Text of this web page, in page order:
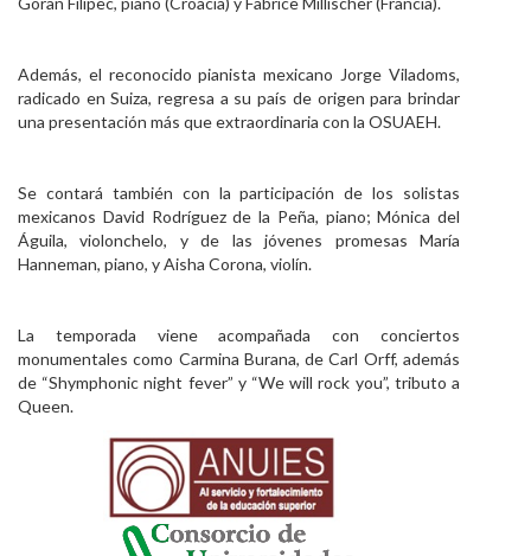
Además, el reconocido pianista mexicano Jorge Viladoms,
radicado en Suiza, regresa a su país de origen para brindar
una presentación más que extraordinaria con la OSUAEH.
Se contará también con la participación de los solistas
mexicanos David Rodríguez de la Peña, piano; Mónica del
Águila, violonchelo, y de las jóvenes promesas María
Hanneman, piano, y Aisha Corona, violín.
La temporada viene acompañada con conciertos
monumentales como Carmina Burana, de Carl Orff, además
de “Shymphonic night fever” y “We will rock you”, tributo a
Queen.